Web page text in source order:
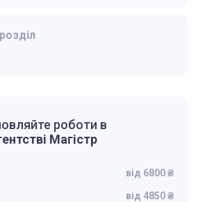
роботи в
Магістр
від 6800 ₴
від 4850 ₴